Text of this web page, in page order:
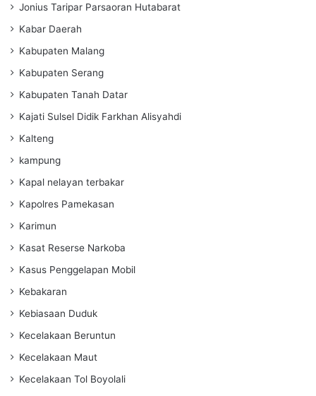
Jonius Taripar Parsaoran Hutabarat
Kabar Daerah
Kabupaten Malang
Kabupaten Serang
Kabupaten Tanah Datar
Kajati Sulsel Didik Farkhan Alisyahdi
Kalteng
kampung
Kapal nelayan terbakar
Kapolres Pamekasan
Karimun
Kasat Reserse Narkoba
Kasus Penggelapan Mobil
Kebakaran
Kebiasaan Duduk
Kecelakaan Beruntun
Kecelakaan Maut
Kecelakaan Tol Boyolali